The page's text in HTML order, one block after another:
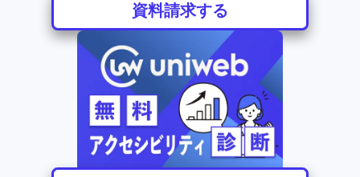
資料請求する